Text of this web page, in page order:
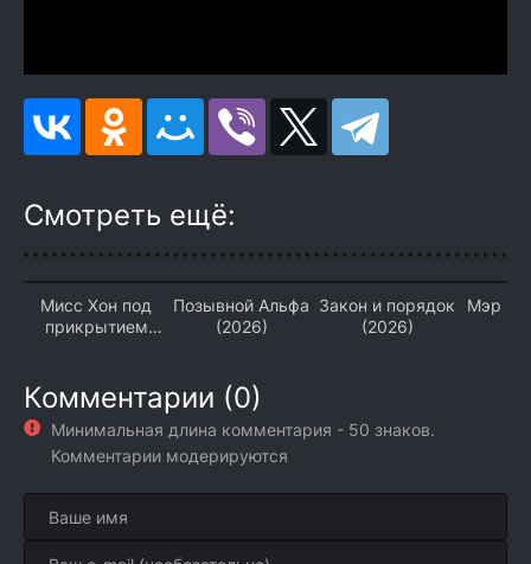
Смотреть ещё:
Мисс Хон под
прикрытием
Позывной Альфа
(2026)
Закон и порядок
(2026)
Мэр
Комментарии (0)
Минимальная длина комментария - 50 знаков.
Комментарии модерируются